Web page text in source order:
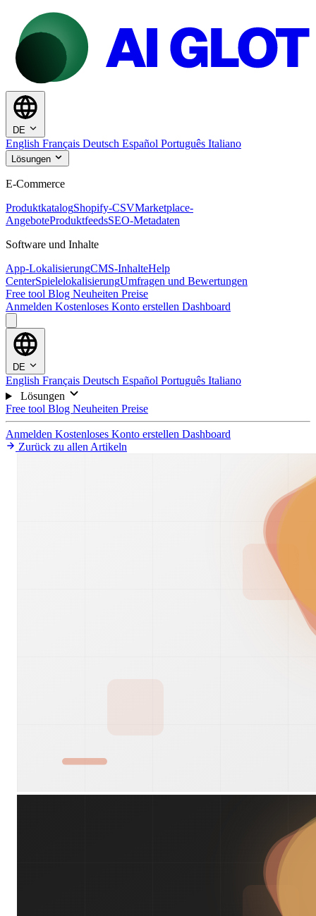
DE
English Français Deutsch Español Português Italiano
Lösungen
E-Commerce
ProduktkatalogShopify-CSVMarketplace-
AngeboteProduktfeedsSEO-Metadaten
Software und Inhalte
App-LokalisierungCMS-InhalteHelp
CenterSpielelokalisierungUmfragen und Bewertungen
Free tool Blog Neuheiten Preise
Anmelden Kostenloses Konto erstellen Dashboard
DE
English Français Deutsch Español Português Italiano
Lösungen
Free tool Blog Neuheiten Preise
Anmelden Kostenloses Konto erstellen Dashboard
Zurück zu allen Artikeln